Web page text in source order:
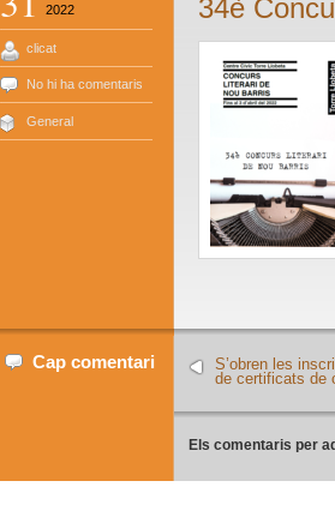
2022
clicat
No hi ha comentaris
General
34è
Cap comentari
S’obren les
de certificats de
Els comentaris per